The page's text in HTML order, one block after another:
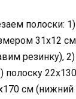
полоски:
31х12 см
резинку),
полоску
см